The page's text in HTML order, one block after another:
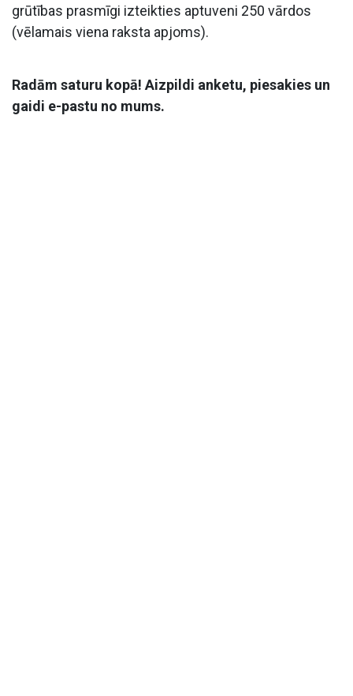
grūtības prasmīgi izteikties aptuveni 250 vārdos
(vēlamais viena raksta apjoms).
Radām saturu kopā! Aizpildi anketu, piesakies un
gaidi e-pastu no mums.